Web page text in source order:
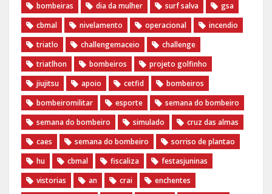
bombeiras
dia da mulher surf salva
gsa
cbmal
nivelamento operacional
incendio
triatlo
challengemaceio
challenge
triatlhon
bombeiros
projeto golfinho
jiujitsu
apoio cetfid
bombeiros
bombeiromilitar
esporte
semana do bombeiro
semana do bombeiro
simulado
cruz das almas
caes
semana do bombeiro
sorriso de plantao
hu
cbmal fiscaliza
festasjuninas
vistorias
an crai
enchentes